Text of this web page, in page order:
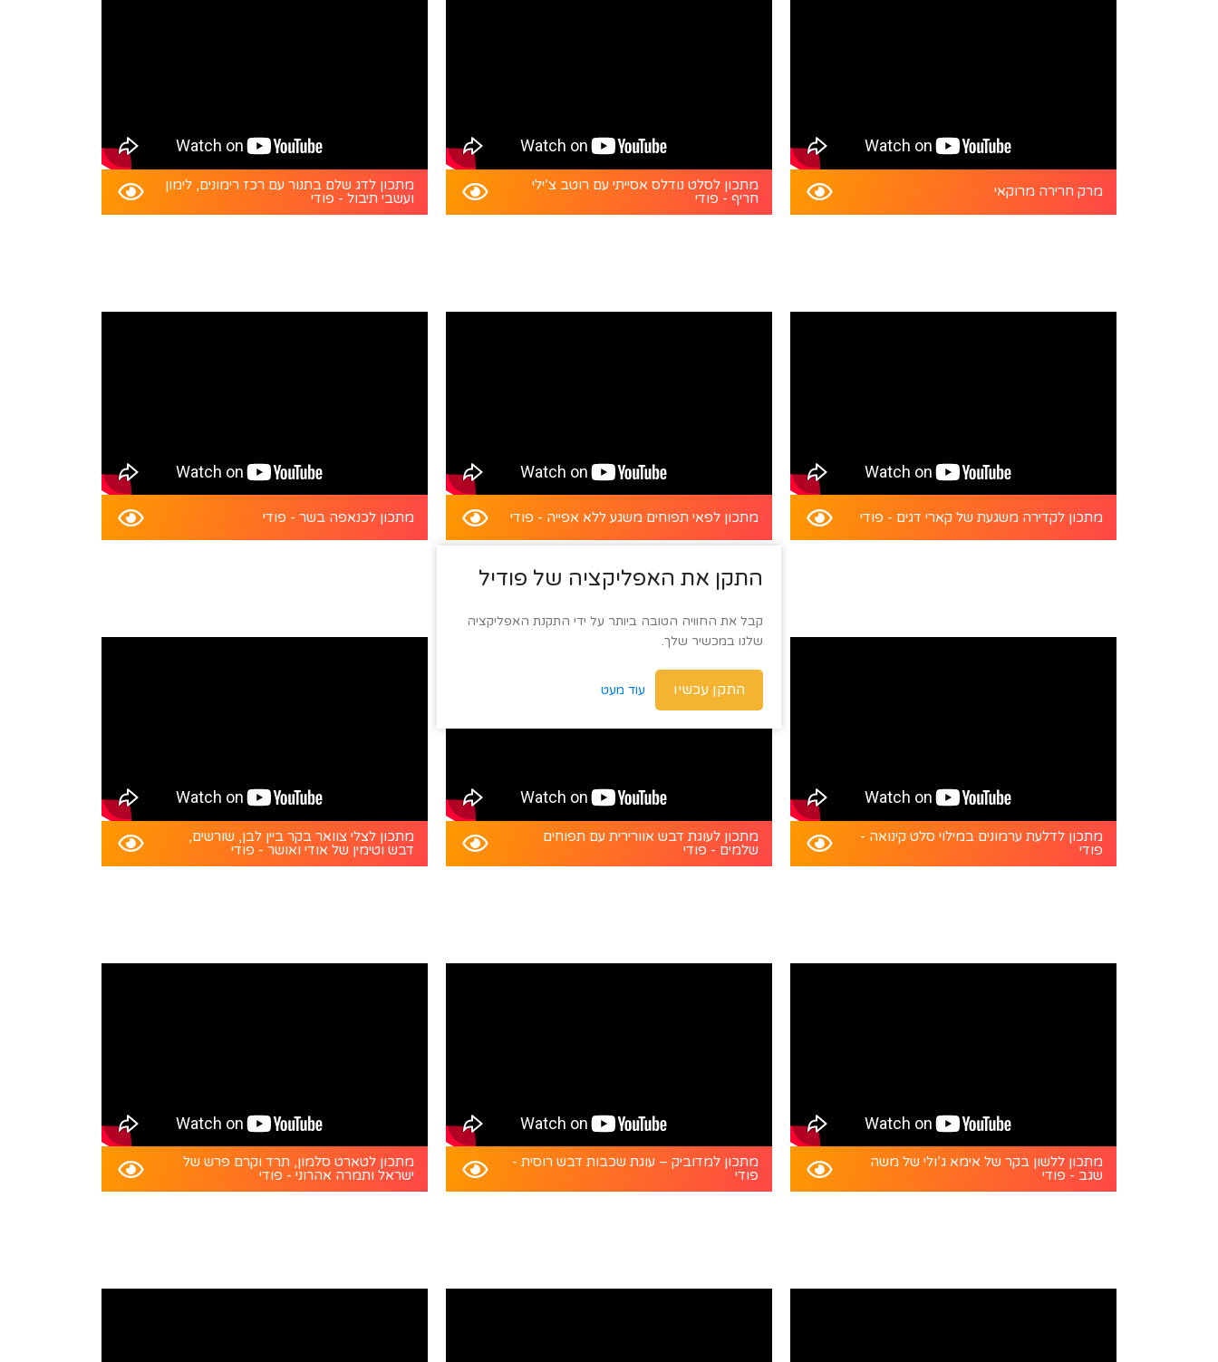
מרק חרירה מרוקאי
מתכון לסלט נודלס אסייתי עם רוטב צ’ילי
חריף - פודי
מתכון לדג שלם בתנור עם רכז רימונים, לימון
ועשבי תיבול - פודי
מתכון לקדירה משגעת של קארי דגים - פודי מתכון לפאי תפוחים משגע ללא אפייה - פודי מתכון לכנאפה בשר - פודי
מתכון לדלעת ערמונים במילוי סלט קינואה -
פודי
מתכון לעוגת דבש אוורירית עם תפוחים
שלמים - פודי
מתכון לצלי צוואר בקר ביין לבן, שורשים,
דבש וטימין של אודי ואושר - פודי
מתכון ללשון בקר של אימא ג’ולי של משה
שגב - פודי
מתכון למדוביק – עוגת שכבות דבש רוסית -
פודי
מתכון לטארט סלמון, תרד וקרם פרש של
ישראל ותמרה אהרוני - פודי
התקן את האפליקציה של פודיל
קבל את החוויה הטובה ביותר על ידי התקנת האפליקציה
שלנו במכשיר שלך.
התקן עכשיו עוד מעט